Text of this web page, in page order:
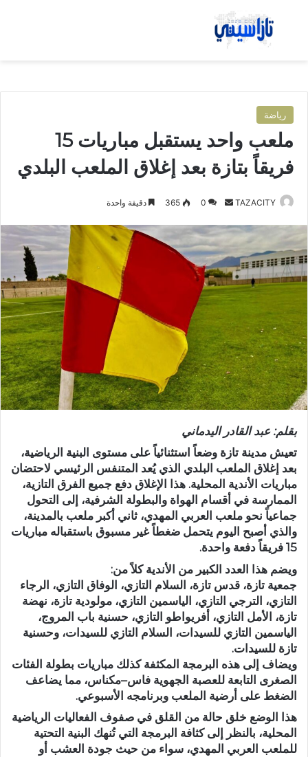
بحث عن
رياضة
ملعب واحد يستقبل مباريات 15
فريقاً بتازة بعد إغلاق الملعب البلدي
TAZACITY
س
ل
ب
ر
د
ا
إ
ل
ك
ت
و
ن
0
365 دقيقة واحدة
بقلم: عبد القادر اليدماني
تعيش مدينة تازة وضعاً استثنائياً على مستوى البنية الرياضية،
بعد إغلاق الملعب البلدي الذي يُعد المتنفس الرئيسي لاحتضان
مباريات الأندية المحلية. هذا الإغلاق دفع جميع الفرق التازية،
الممارسة في أقسام الهواة والبطولة الشرفية، إلى التحول
جماعياً نحو ملعب العربي المهدي، ثاني أكبر ملعب بالمدينة،
والذي أصبح اليوم يتحمل ضغطاً غير مسبوق باستقباله مباريات
15 فريقاً دفعة واحدة
.
ويضم هذا العدد الكبير من الأندية كلاً من:
جمعية تازة، قدس تازة، السلام التازي، الوفاق التازي، الرجاء
التازي، الترجي التازي، الياسمين التازي، مولودية تازة، نهضة
تازة، الأمل التازي، أفريواطو التازي، حسنية باب المروج،
الياسمين التازي للسيدات، السلام التازي للسيدات، وحسنية
تازة للسيدات.
ويضاف إلى هذه البرمجة المكثفة كذلك مباريات بطولة الفئات
الصغرى التابعة للعصبة الجهوية فاس–مكناس، مما يضاعف
الضغط على أرضية الملعب وبرنامجه الأسبوعي.
هذا الوضع خلق حالة من القلق في صفوف الفعاليات الرياضية
المحلية، بالنظر إلى كثافة البرمجة التي تُنهك البنية التحتية
للملعب العربي المهدي، سواء من حيث جودة العشب أو